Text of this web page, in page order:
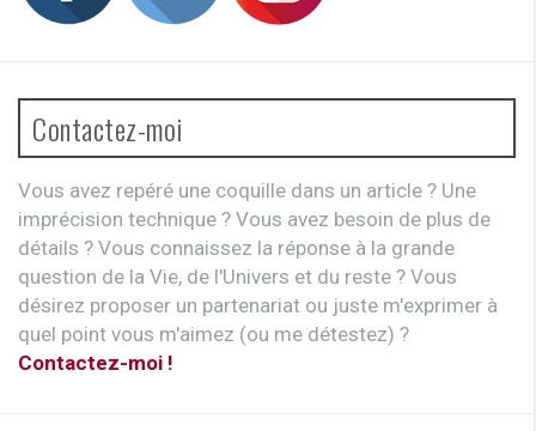
Contactez-moi
Vous avez repéré une coquille dans un article ? Une
imprécision technique ? Vous avez besoin de plus de
détails ? Vous connaissez la réponse à la grande
question de la Vie, de l'Univers et du reste ? Vous
désirez proposer un partenariat ou juste m'exprimer à
quel point vous m'aimez (ou me détestez) ?
Contactez-moi !